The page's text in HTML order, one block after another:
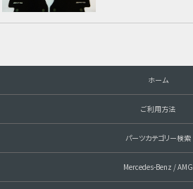
ホーム
ご利用方法
パーツカテゴリー検索
Mercedes-Benz / AMG